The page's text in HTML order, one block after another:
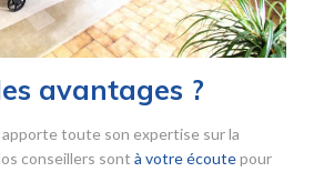
avantages ?
toute son expertise sur la
conseillers sont à votre écoutepour